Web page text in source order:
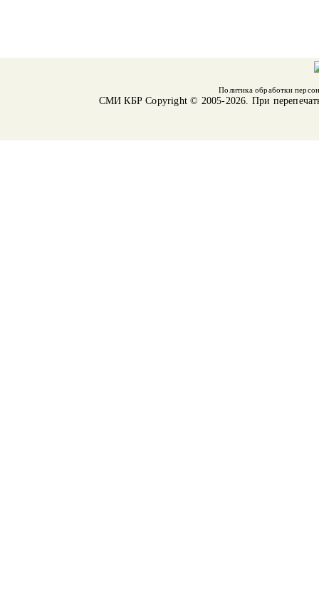
Политика обработки
СМИ КБРCopyright © 2005-2026. При